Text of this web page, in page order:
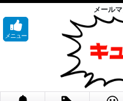
メール
メニュー